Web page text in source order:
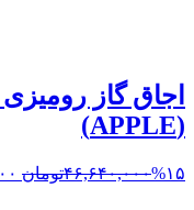
اجاق گاز
(APPLE)
%۱۵۴۶,۶۴۰,۰۰۰تومان